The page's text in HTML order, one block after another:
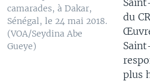
camarades, à Dakar,
Sénégal, le 24 mai 2018.
(VOA/Seydina Abe
Gueye)
du
plus